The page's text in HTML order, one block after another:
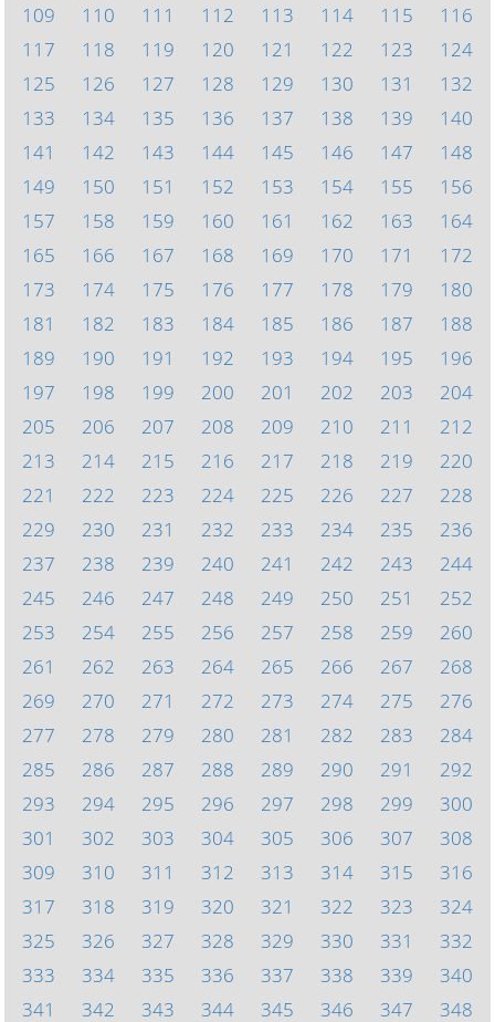
109
110 111 112 113 114 115
116
117
118 119 120 121 122 123
124
125
126 127 128 129 130 131
132
133
134 135 136 137 138 139
140
141
142 143 144 145 146 147
148
149
150 151 152 153 154 155
156
157
158 159 160 161 162 163
164
165
166 167 168 169 170 171
172
173
174 175 176 177 178 179
180
181
182 183 184 185 186 187
188
189
190 191 192 193 194 195
196
197
198 199 200 201 202 203
204
205
206 207 208 209 210 211
212
213
214 215 216 217 218 219
220
221
222 223 224 225 226 227
228
229
230 231 232 233 234 235
236
237
238 239 240 241 242 243
244
245
246 247 248 249 250 251
252
253
254 255 256 257 258 259
260
261
262 263 264 265 266 267
268
269
270 271 272 273 274 275
276
277
278 279 280 281 282 283
284
285
286 287 288 289 290 291
292
293
294 295 296 297 298 299
300
301
302 303 304 305 306 307
308
309
310 311 312 313 314 315
316
317
318 319 320 321 322 323
324
325
326 327 328 329 330 331
332
333
334 335 336 337 338 339
340
341
342 343 344 345 346 347 348